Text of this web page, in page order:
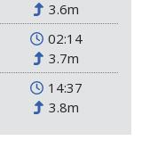
3.6m
02:14
3.7m
14:37
3.8m